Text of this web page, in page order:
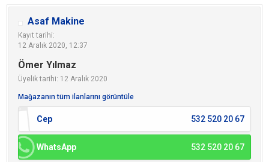
Asaf Makine
Kayıt tarihi:
12 Aralık 2020, 12:37
Ömer Yılmaz
Üyelik tarihi: 12 Aralık 2020
Mağazanın tüm ilanlarını görüntüle
Cep 532 520 20 67
WhatsApp 532 520 20 67